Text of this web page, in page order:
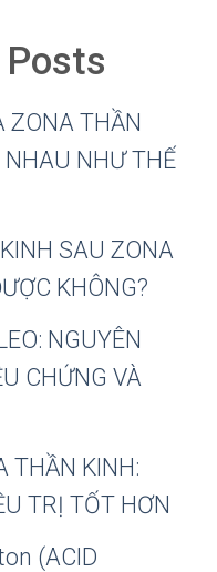
Posts
ZONA THẦN
NHAU NHƯ THẾ
SAU ZONA
KHÔNG?
NGUYÊN
CHỨNG VÀ
THẦN KINH:
TRỊ TỐT HƠN
(ACID